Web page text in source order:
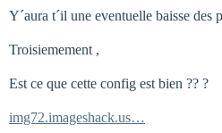
Y´aura t´il une eventuelle baisse des
Troisiemement ,
Est ce que cette config est bien ?? ?
img72.imageshack.us…